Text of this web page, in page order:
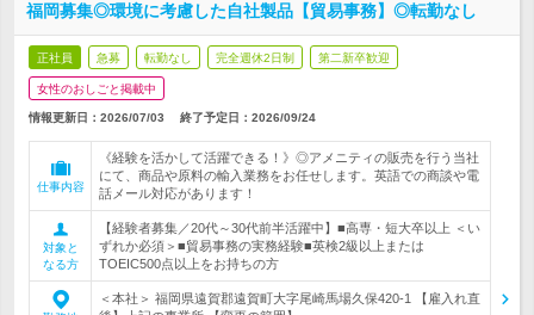
福岡募集◎環境に考慮した自社製品【貿易事務】◎転勤なし
正社員 急募 転勤なし 完全週休2日制 第二新卒歓迎
女性のおしごと掲載中
情報更新日：2026/07/03 終了予定日： 2026/09/24
仕事内容
《経験を活かして活躍できる！》◎アメニティの販売を行う当社
にて、商品や原料の輸入業務をお任せします。英語での商談や電
話メール対応があります！
対象と
なる方
【経験者募集／20代～30代前半活躍中】■高専・短大卒以上 ＜い
ずれか必須＞■貿易事務の実務経験■英検2級以上または
TOEIC500点以上をお持ちの方
＜本社＞ 福岡県遠賀郡遠賀町大字尾崎馬場久保420-1 【雇入れ直